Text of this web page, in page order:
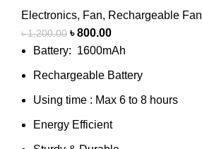
Electronics, Fan, Rechargeable Fan
৳1,200.00 ৳800.00
Battery: 1600mAh
Rechargeable Battery
Using time : Max 6 to 8 hours
Energy Efficient